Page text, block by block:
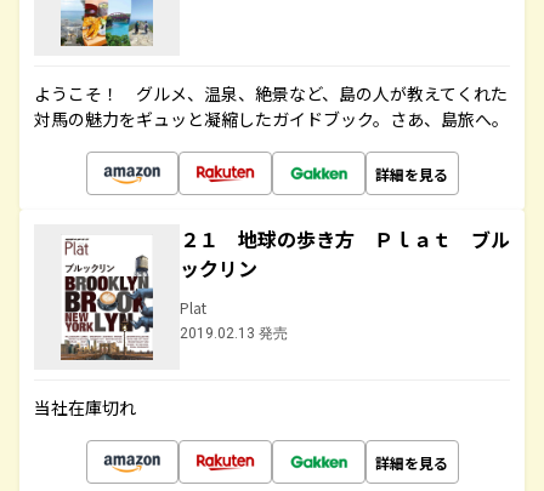
ようこそ！ グルメ、温泉、絶景など、島の人が教えてくれた
対馬の魅力をギュッと凝縮したガイドブック。さあ、島旅へ。
詳細を見る
２１ 地球の歩き方 Ｐｌａｔ ブル
ックリン
Plat
2019.02.13 発売
当社在庫切れ
詳細を見る